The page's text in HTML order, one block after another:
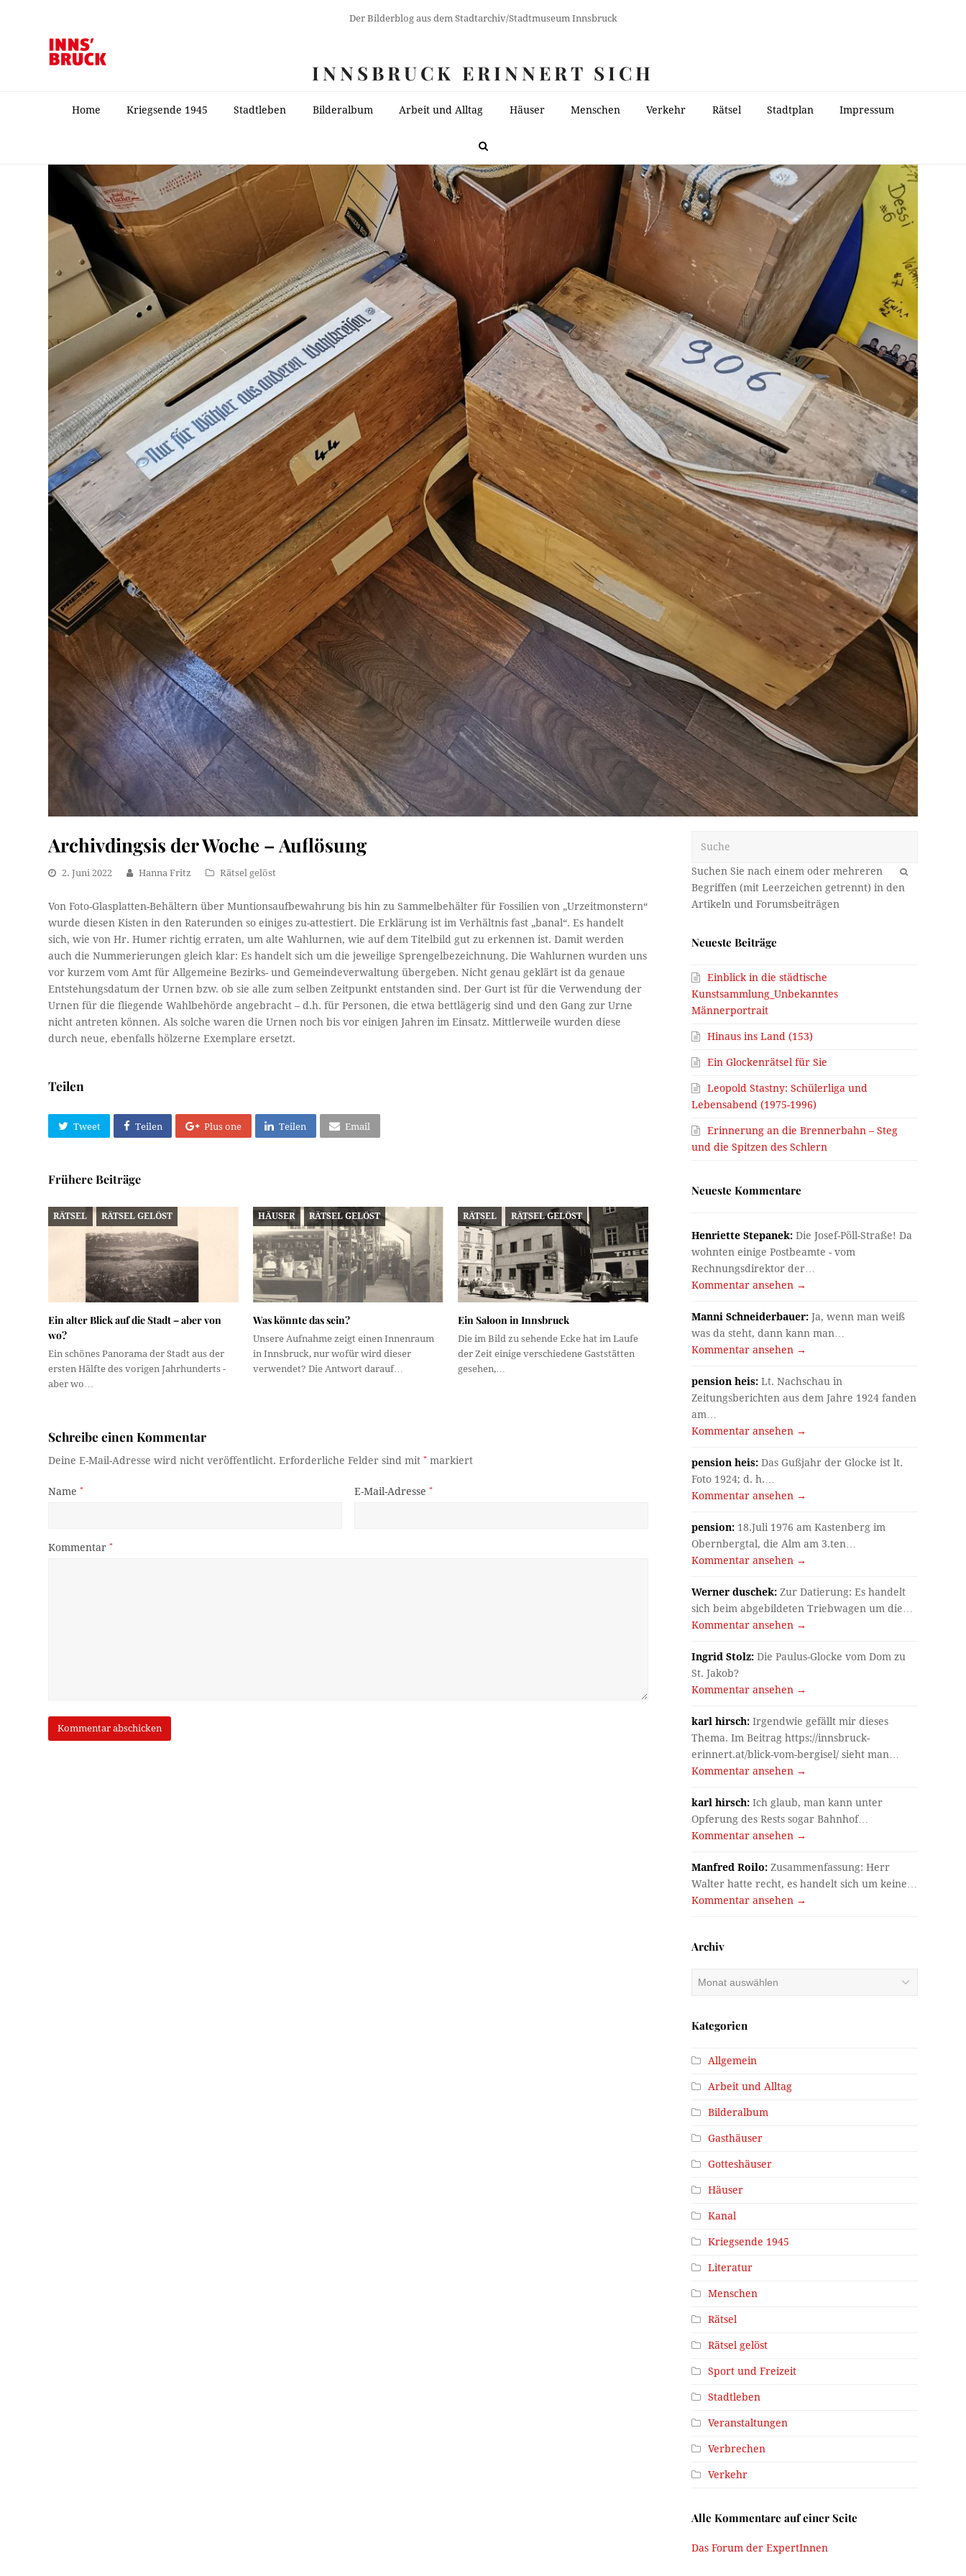
Der Bilderblog aus dem Stadtarchiv/Stadtmuseum Innsbruck
INNSBRUCK ERINNERT SICH
Home Kriegsende 1945 Stadtleben Bilderalbum Arbeit und Alltag Häuser Menschen Verkehr Rätsel Stadtplan Impressum
Archivdingsis der Woche – Auflösung
2. Juni 2022 Hanna Fritz Rätsel gelöst
Von Foto-Glasplatten-Behältern über Muntionsaufbewahrung bis hin zu Sammelbehälter für Fossilien von „Urzeitmonstern“
wurde diesen Kisten in den Raterunden so einiges zu-attestiert. Die Erklärung ist im Verhältnis fast „banal“. Es handelt
sich, wie von Hr. Humer richtig erraten, um alte Wahlurnen, wie auf dem Titelbild gut zu erkennen ist. Damit werden
auch die Nummerierungen gleich klar: Es handelt sich um die jeweilige Sprengelbezeichnung. Die Wahlurnen wurden uns
vor kurzem vom Amt für Allgemeine Bezirks- und Gemeindeverwaltung übergeben. Nicht genau geklärt ist da genaue
Entstehungsdatum der Urnen bzw. ob sie alle zum selben Zeitpunkt entstanden sind. Der Gurt ist für die Verwendung der
Urnen für die fliegende Wahlbehörde angebracht – d.h. für Personen, die etwa bettlägerig sind und den Gang zur Urne
nicht antreten können. Als solche waren die Urnen noch bis vor einigen Jahren im Einsatz. Mittlerweile wurden diese
durch neue, ebenfalls hölzerne Exemplare ersetzt.
Teilen
Tweet Teilen Plus one Teilen Email
Frühere Beiträge
RÄTSEL RÄTSEL GELÖST
Ein alter Blick auf die Stadt – aber von
wo?
Ein schönes Panorama der Stadt aus der
ersten Hälfte des vorigen Jahrhunderts -
aber wo…
HÄUSER RÄTSEL GELÖST
Was könnte das sein?
Unsere Aufnahme zeigt einen Innenraum
in Innsbruck, nur wofür wird dieser
verwendet? Die Antwort darauf…
RÄTSEL RÄTSEL GELÖST
Ein Saloon in Innsbruck
Die im Bild zu sehende Ecke hat im Laufe
der Zeit einige verschiedene Gaststätten
gesehen,…
Schreibe einen Kommentar
Deine E-Mail-Adresse wird nicht veröffentlicht. Erforderliche Felder sind mit* markiert
Name* E-Mail-Adresse *
Kommentar*
OK
Neueste Beiträge
Einblick in die städtische
Kunstsammlung_Unbekanntes
Männerportrait
Hinaus ins Land (153)
Ein Glockenrätsel für Sie
Leopold Stastny: Schülerliga und
Lebensabend (1975-1996)
Erinnerung an die Brennerbahn – Steg
und die Spitzen des Schlern
Neueste Kommentare
Henriette Stepanek: Die Josef-Pöll-Straße! Da
wohnten einige Postbeamte - vom
Rechnungsdirektor der…
Kommentar ansehen →
Manni Schneiderbauer: Ja, wenn man weiß
was da steht, dann kann man…
Kommentar ansehen →
pension heis: Lt. Nachschau in
Zeitungsberichten aus dem Jahre 1924 fanden
am…
Kommentar ansehen →
pension heis: Das Gußjahr der Glocke ist lt.
Foto 1924; d. h.…
Kommentar ansehen →
pension: 18.Juli 1976 am Kastenberg im
Obernbergtal, die Alm am 3.ten…
Kommentar ansehen →
Werner duschek: Zur Datierung: Es handelt
sich beim abgebildeten Triebwagen um die…
Kommentar ansehen →
Ingrid Stolz: Die Paulus-Glocke vom Dom zu
St. Jakob?
Kommentar ansehen →
karl hirsch: Irgendwie gefällt mir dieses
Thema. Im Beitrag https://innsbruck-
erinnert.at/blick-vom-bergisel/ sieht man…
Kommentar ansehen →
karl hirsch: Ich glaub, man kann unter
Opferung des Rests sogar Bahnhof…
Kommentar ansehen →
Manfred Roilo: Zusammenfassung: Herr
Walter hatte recht, es handelt sich um keine…
Kommentar ansehen →
Archiv
Kategorien
Allgemein
Arbeit und Alltag
Bilderalbum
Gasthäuser
Gotteshäuser
Häuser
Kanal
Kriegsende 1945
Literatur
Menschen
Rätsel
Rätsel gelöst
Sport und Freizeit
Stadtleben
Veranstaltungen
Verbrechen
Verkehr
Alle Kommentare auf einer Seite
Das Forum der ExpertInnen